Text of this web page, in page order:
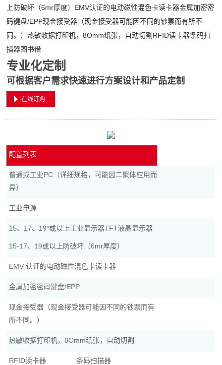
上防破坏（6mr厚度）EMV认证的电动磁性混色卡读卡器金属加密密
码键盘/EPP现金接受器（现金接受器可能因不同的钞票而有所不
同。）热敏收据打印机，8Omm纸张，自动切割RFID读卡器条码扫
描器图书借
专业化定制
可根据客户需求快速进行方案设计和产品定制
在线订购
配置列表
普通或工业PC（详细规格，可能因二聚体应用而
异）
工业电源
15、17、19*或以上工业显示器TFT液晶显示器
15-17、19或以上防破坏（6mr厚度）
EMV 认证的电动磁性混色卡读卡器
金属加密密码键盘/EPP
现金接受器（现金接受器可能因不同的钞票而有
所不同。）
热敏收据打印机，8Omm纸张，自动切割
RFID读卡器 条码扫描器